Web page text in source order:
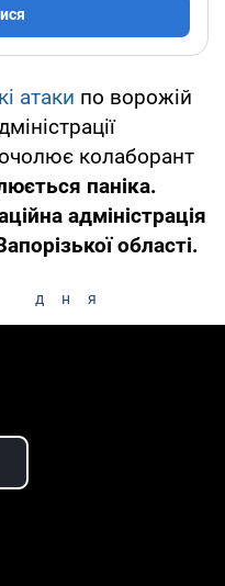
атаки по ворожій
колаборант
паніка.
адміністрація
області.
дня
Video